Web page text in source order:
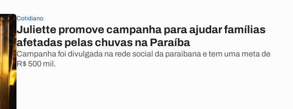
Cotidiano
Juliette promove campanha para ajudar famílias
afetadas pelas chuvas na Paraíba
Campanha foi divulgada na rede social da paraibana e tem uma meta de
R$ 500 mil.